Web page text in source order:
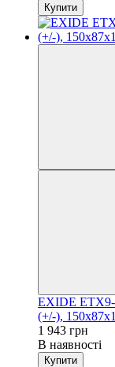
Купити
EXIDE
(+/-),
1 943 грн
В наявності
Купити